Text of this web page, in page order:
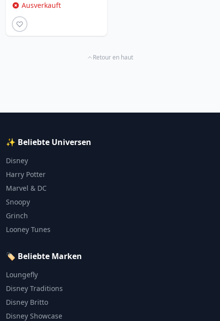
Ausverkauft
Retour en haut
✨ Beliebte Universen
Disney
Harry Potter
Marvel & DC
Snoopy
Grinch
Looney Tunes
🏷️ Beliebte Marken
Loungefly
Disney Traditions
Disney Britto
Disney Showcase